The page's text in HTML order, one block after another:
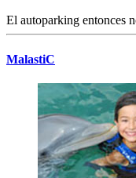
El autoparking entonces
MalastiC